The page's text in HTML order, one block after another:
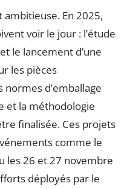
ambitieuse. En 2025,
voir le jour : l’étude
le lancement d’une
les pièces
d’emballage
et la méthodologie
finalisée. Ces projets
comme le
les 26 et 27 novembre
déployés par le